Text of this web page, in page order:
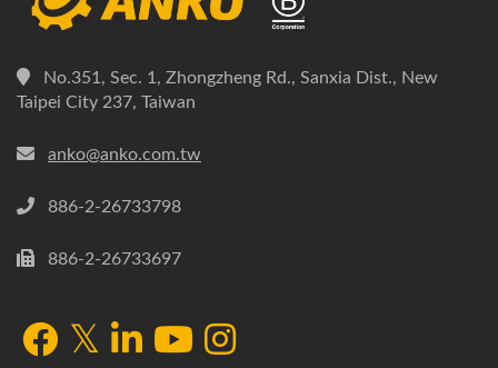
No.351, Sec. 1, Zhongzheng Rd., Sanxia Dist., New
Taipei City 237, Taiwan
anko@anko.com.tw
886-2-26733798
886-2-26733697